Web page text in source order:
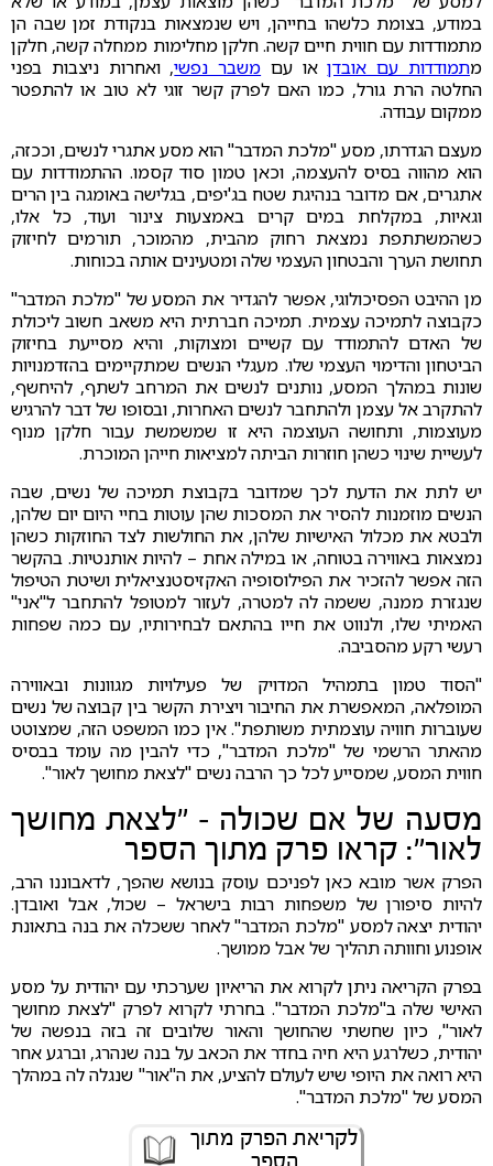
במודע, בצומת כלשהו בחייהן, ויש שנמצאות בנקודת זמן שבה הן
מתמודדות עם חווית חיים קשה. חלקן מחלימות ממחלה קשה, חלקן
מתמודדות עם אובדןאו עם משבר נפשי, ואחרות ניצבות בפני
החלטה הרת גורל, כמו האם לפרק קשר זוגי לא טוב או להתפטר
ממקום עבודה.
מעצם הגדרתו, מסע "מלכת המדבר" הוא מסע אתגרי לנשים, וככזה,
הוא מהווה בסיס להעצמה, וכאן טמון סוד קסמו. ההתמודדות עם
אתגרים, אם מדובר בנהיגת שטח בג'יפים, בגלישה באומגה בין הרים
וגאיות, במקלחת במים קרים באמצעות צינור ועוד, כל אלו,
כשהמשתתפת נמצאת רחוק מהבית, מהמוכר, תורמים לחיזוק
תחושת הערך והבטחון העצמי שלה ומטעינים אותה בכוחות.
מן ההיבט הפסיכולוגי, אפשר להגדיר את המסע של "מלכת המדבר"
כקבוצה לתמיכה עצמית. תמיכה חברתית היא משאב חשוב ליכולת
של האדם להתמודד עם קשיים ומצוקות, והיא מסייעת בחיזוק
הביטחון והדימוי העצמי שלו. מעגלי הנשים שמתקיימים בהזדמנויות
שונות במהלך המסע, נותנים לנשים את המרחב לשתף, להיחשף,
להתקרב אל עצמן ולהתחבר לנשים האחרות, ובסופו של דבר להרגיש
מעוצמות, ותחושה העוצמה היא זו שמשמשת עבור חלקן מנוף
לעשיית שינוי כשהן חוזרות הביתה למציאות חייהן המוכרת.
יש לתת את הדעת לכך שמדובר בקבוצת תמיכה של נשים, שבה
הנשים מוזמנות להסיר את המסכות שהן עוטות בחיי היום יום שלהן,
ולבטא את מכלול האישיות שלהן, את החולשות לצד החוזקות כשהן
נמצאות באווירה בטוחה, או במילה אחת – להיות אותנטיות. בהקשר
הזה אפשר להזכיר את הפילוסופיה האקזיסטנציאלית ושיטת הטיפול
שנגזרת ממנה, ששמה לה למטרה, לעזור למטופל להתחבר ל"אני"
האמיתי שלו, ולנווט את חייו בהתאם לבחירותיו, עם כמה שפחות
רעשי רקע מהסביבה.
"הסוד טמון בתמהיל המדויק של פעילויות מגוונות ובאווירה
המופלאה, המאפשרת את החיבור ויצירת הקשר בין קבוצה של נשים
שעוברות חוויה עוצמתית משותפת". אין כמו המשפט הזה, שמצוטט
מהאתר הרשמי של "מלכת המדבר", כדי להבין מה עומד בבסיס
חווית המסע, שמסייע לכל כך הרבה נשים "לצאת מחושך לאור".
מסעה של אם שכולה – "לצאת מחושך
לאור": קראו פרק מתוך הספר
הפרק אשר מובא כאן לפניכם עוסק בנושא שהפך, לדאבוננו הרב,
להיות סיפורן של משפחות רבות בישראל – שכול, אבל ואובדן.
יהודית יצאה למסע "מלכת המדבר" לאחר ששכלה את בנה בתאונת
אופנוע וחוותה תהליך של אבל ממושך.
בפרק הקריאה ניתן לקרוא את הריאיון שערכתי עם יהודית על מסע
האישי שלה ב"מלכת המדבר". בחרתי לקרוא לפרק "לצאת מחושך
לאור", כיון שחשתי שהחושך והאור שלובים זה בזה בנפשה של
יהודית, כשלרגע היא חיה בחדר את הכאב על בנה שנהרג, וברגע אחר
היא רואה את היופי שיש לעולם להציע, את ה"אור" שנגלה לה במהלך
המסע של "מלכת המדבר".
לקריאת הפרק מתוך